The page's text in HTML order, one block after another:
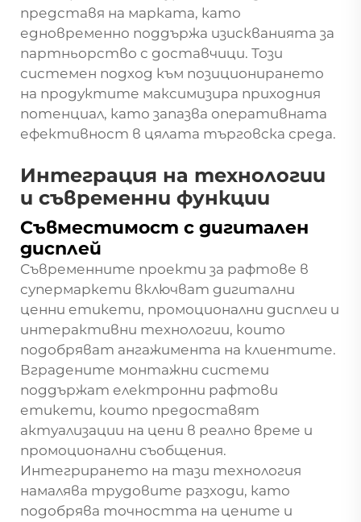
представя на марката, като
едновременно поддържа изискванията за
партньорство с доставчици. Този
системен подход към позиционирането
на продуктите максимизира приходния
потенциал, като запазва оперативната
ефективност в цялата търговска среда.
Интеграция на технологии
и съвременни функции
Съвместимост с дигитален
дисплей
Съвременните проекти за рафтове в
супермаркети включват дигитални
ценни етикети, промоционални дисплеи и
интерактивни технологии, които
подобряват ангажимента на клиентите.
Вградените монтажни системи
поддържат електронни рафтови
етикети, които предоставят
актуализации на цени в реално време и
промоционални съобщения.
Интегрирането на тази технология
намалява трудовите разходи, като
подобрява точността на цените и